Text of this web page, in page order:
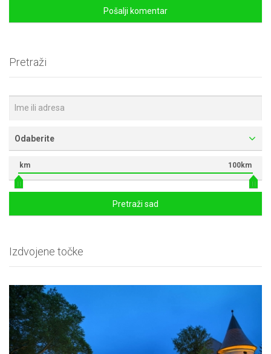
Pretraži
Odaberite
km 100km
Pretraži sad
Izdvojene točke